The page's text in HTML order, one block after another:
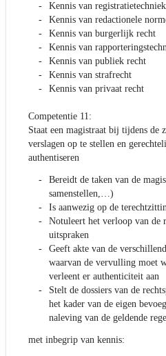
Kennis van
Kennis van redactionele
Kennis van burgerlijk recht
Kennis van
Kennis van publiek recht
Kennis van strafrecht
Kennis van privaat recht
Competentie 11:
Staat een magistraat bij tijdens de
verslagen op te stellen en
authentiseren
Bereidt de taken van de
samenstellen,…)
Is aanwezig op de
Notuleert het verloop van de
uitspraken
Geeft akte van de
waarvan de vervulling moet
verleent er authenticiteit aan
Stelt de dossiers van de
het kader van de eigen
naleving van de geldende
met inbegrip van kennis: